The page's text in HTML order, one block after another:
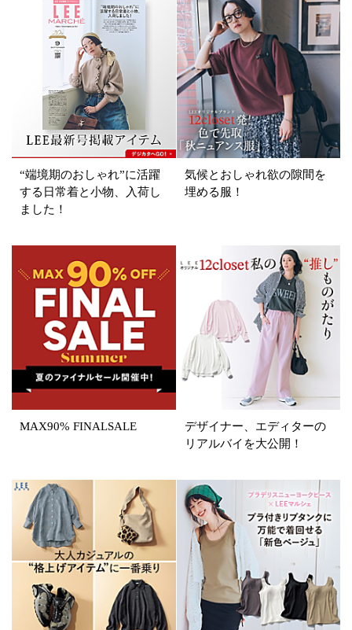
カテゴリ
掲載雑誌
すべて 新着
SALE商品
再入荷 ラスト1
在庫あり
カラー
ベージュ ブラウン オレンジ
イエロー レッド ピンク
パープル グリーン
ゴールド シルバー マルチ
“端境期のおしゃれ”に活躍
する日常着と小物、入荷し
ました！
気候とおしゃれ欲の隙間を
埋める服！
MAX90% FINALSALE
デザイナー、エディターの
リアルバイを大公開！